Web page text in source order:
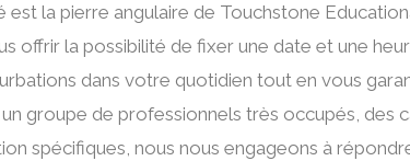
est la pierre angulaire de Touchstone
offrir la possibilité de fixer une date et une
dans votre quotidien tout en vous
groupe de professionnels très occupés, des
spécifiques, nous nous engageons à